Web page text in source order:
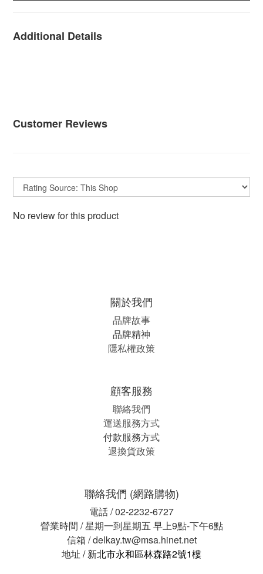
Additional Details
Customer Reviews
No review for this product
關於我們
品牌故事
品牌精神
隱私權政策
顧客服務
聯絡我們
運送服務方式
付款服務方式
退換貨政策
聯絡我們 (網路購物)
電話 / 02-2232-6727
營業時間 / 星期一到星期五 早上9點-下午6點
信箱 / delkay.tw@msa.hinet.net
地址 / 新北市永和區林森路2號1樓